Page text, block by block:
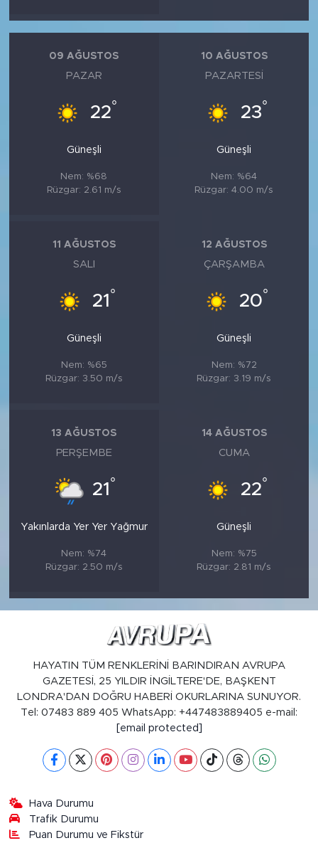
09 AĞUSTOS
PAZAR
22°
Güneşli
Nem: %68
Rüzgar: 2.61 m/s
10 AĞUSTOS
PAZARTESI
23°
Güneşli
Nem: %64
Rüzgar: 4.00 m/s
11 AĞUSTOS
SALI
21 °
Güneşli
Nem: %65
Rüzgar: 3.50 m/s
12 AĞUSTOS
ÇARŞAMBA
20°
Güneşli
Nem: %72
Rüzgar: 3.19 m/s
13 AĞUSTOS
PERŞEMBE
21 °
Yakınlarda Yer Yer Yağmur
Nem: %74
Rüzgar: 2.50 m/s
14 AĞUSTOS
CUMA
22°
Güneşli
Nem: %75
Rüzgar: 2.81 m/s
HAYATIN TÜM RENKLERİNİ BARINDIRAN AVRUPA
GAZETESİ, 25 YILDIR İNGİLTERE'DE, BAŞKENT
LONDRA'DAN DOĞRU HABERİ OKURLARINA SUNUYOR.
Tel: 07483 889 405 WhatsApp: +447483889405 e-mail:
[email protected]
Hava Durumu
Trafik Durumu
Puan Durumu ve Fikstür